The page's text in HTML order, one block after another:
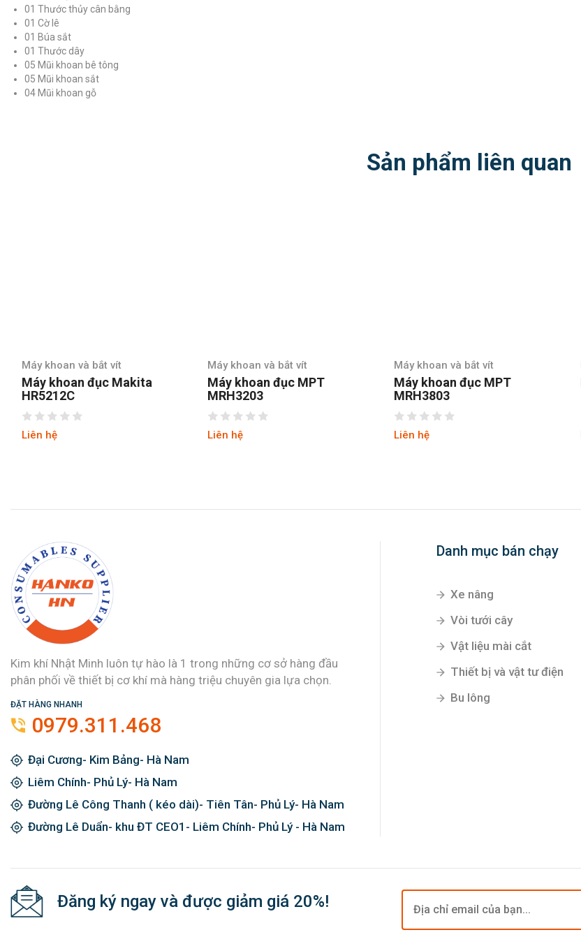
01 Thước thủy cân bằng
01 Cờ lê
01 Búa sắt
01 Thước dây
05 Mũi khoan bê tông
05 Mũi khoan sắt
04 Mũi khoan gỗ
Sản phẩm liên quan
Makita
Máy khoan và bắt vít
Máy khoan đục MPT
Máy khoan và bắt vít
Máy khoan đục MPT
Máy khoan và bắt vít
Máy khoan Makita
Kim khí Nhật Minh luôn tự hào là 1 trong những cơ sở hàng đầu
phân phối về thiết bị cơ khí mà hàng triệu chuyên gia lựa chọn.
ĐẶT HÀNG NHANH
0979.311.468
Đại Cương- Kim Bảng- Hà Nam
Liêm Chính- Phủ Lý- Hà Nam
Đường Lê Công Thanh ( kéo dài)- Tiên Tân- Phủ Lý- Hà Nam
Đường Lê Duẩn- khu ĐT CEO1- Liêm Chính- Phủ Lý - Hà Nam
Danh mục bán chạy
Xe nâng
Vòi tưới cây
Vật liệu mài cắt
Thiết bị và vật tư điện
Bu lông
Đăng ký ngay và được giảm giá 20%!